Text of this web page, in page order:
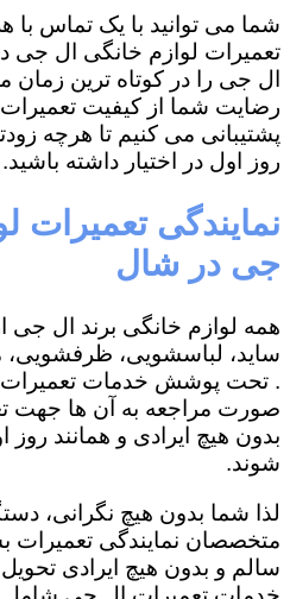
شما می توانید با یک تماس با
تعمیرات لوازم خانگی ال جی
ال جی را در کوتاه ترین زمان
رضایت شما از کیفیت
پشتیبانی می کنیم تا هرچه
روز اول در اختیار داشته باشید.
نمایندگی تعمیرات
جی در شال
همه لوازم خانگی برند ال جی
ساید، لباسشویی، ظرفشویی،
. تحت پوشش خدمات تعمیرات
صورت مراجعه به آن ها جهت
بدون هیچ ایرادی و همانند
شوند.
لذا شما بدون هیچ نگرانی،
متخصصان نمایندگی تعمیرات
سالم و بدون هیچ ایرادی تحویل